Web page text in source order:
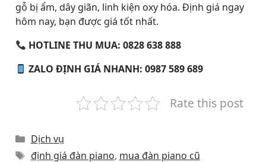
gỗ bị ẩm, dây giãn, linh kiện oxy hóa. Định giá ngay
hôm nay, bạn được giá tốt nhất.
HOTLINE THU MUA: 0828 638 888
ZALO ĐỊNH GIÁ NHANH: 0987 589 689
Rate this post
Categories
Dịch vụ
Tags
định giá đàn piano, mua đàn piano cũ